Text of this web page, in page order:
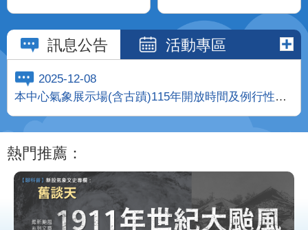
訊息公告
2025-12-08
本中心氣象展示場(含古蹟)115年開放時間及例行性活
動時間公告
活動專區
熱門推薦：